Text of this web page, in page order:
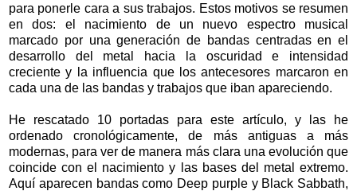
para ponerle cara a sus trabajos. Estos motivos se resumen
en dos: el nacimiento de un nuevo espectro musical
marcado por una generación de bandas centradas en el
desarrollo del metal hacia la oscuridad e intensidad
creciente y la influencia que los antecesores marcaron en
cada una de las bandas y trabajos que iban apareciendo.
He rescatado 10 portadas para este artículo, y las he
ordenado cronológicamente, de más antiguas a más
modernas, para ver de manera más clara una evolución que
coincide con el nacimiento y las bases del metal extremo.
Aquí aparecen bandas como Deep purple y Black Sabbath,